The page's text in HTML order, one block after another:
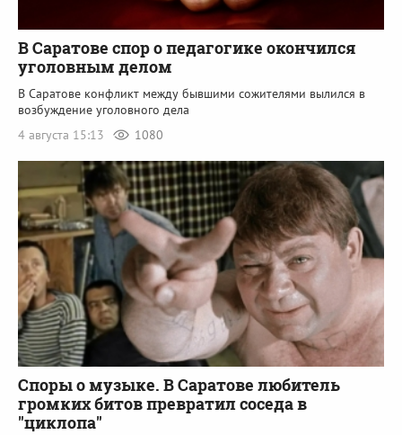
В Саратове спор о педагогике окончился
уголовным делом
В Саратове конфликт между бывшими сожителями вылился в
возбуждение уголовного дела
4 августа 15:13
1080
Споры о музыке. В Саратове любитель
громких битов превратил соседа в
"циклопа"